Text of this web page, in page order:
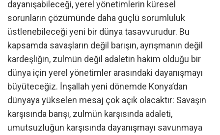
dayanışabileceği, yerel yönetimlerin küresel
sorunların çözümünde daha güçlü sorumluluk
üstlenebileceği yeni bir dünya tasavvurudur. Bu
kapsamda savaşların değil barışın, ayrışmanın değil
kardeşliğin, zulmün değil adaletin hakim olduğu bir
dünya için yerel yönetimler arasındaki dayanışmayı
büyüteceğiz. İnşallah yeni dönemde Konya’dan
dünyaya yükselen mesaj çok açık olacaktır: Savaşın
karşısında barışı, zulmün karşısında adaleti,
umutsuzluğun karşısında dayanışmayı savunmaya